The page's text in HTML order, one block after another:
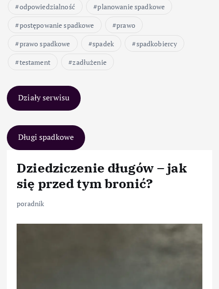
odpowiedzialność
planowanie spadkowe
postępowanie spadkowe
prawo
prawo spadkowe
spadek
spadkobiercy
testament
zadłużenie
Działy serwisu
Długi spadkowe
Dziedziczenie długów – jak
się przed tym bronić?
poradnik